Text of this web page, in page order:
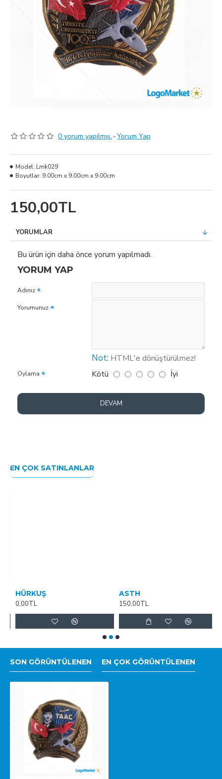
0 yorum yapılmış. -Yorum Yap
150,00TL
Model: Lmk029
Boyutlar: 9.00cm x 9.00cm x 9.00cm
YORUMLAR
Bu ürün için daha önce yorum yapılmadı.
YORUM YAP
Adınız
Yorumunuz
Not: HTML'e dönüştürülmez!
Oylama Kötü İyi
DEVAM
EN ÇOK SATINLANLAR
HÜRKUŞ
0,00TL
ASTH
150,00TL
SON GÖRÜNTÜLENEN EN ÇOK GÖRÜNTÜLENEN